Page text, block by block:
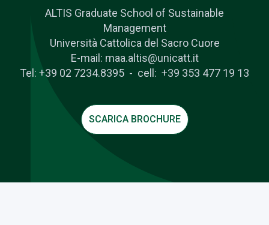
ALTIS Graduate School of Sustainable
Management
Università Cattolica del Sacro Cuore
E-mail: maa.altis@unicatt.it
Tel: +39 02 7234.8395 - cell: +39 353 477 19 13
SCARICA BROCHURE